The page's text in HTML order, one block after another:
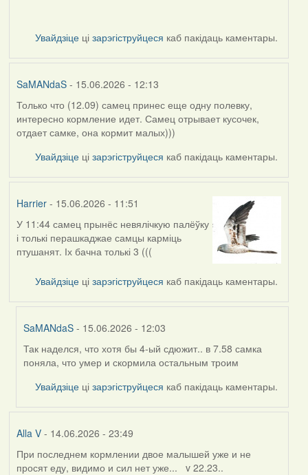
Увайдзіце цізарэгіструйцеся каб пакідаць каментары.
SaMANdaS- 15.06.2026 - 12:13
Только что (12.09) самец принес еще одну полевку,
интересно кормление идет. Самец отрывает кусочек,
отдает самке, она кормит малых)))
Увайдзіце цізарэгіструйцеся каб пакідаць каментары.
Harrier- 15.06.2026 - 11:51
У 11:44 самец прынёс невялічкую палёўку
і толькі перашкаджае самцы карміць
птушанят. Іх бачна толькі 3 (((
Увайдзіце цізарэгіструйцеся каб пакідаць каментары.
SaMANdaS - 15.06.2026 - 12:03
In
reply
Harrier
Так наделся, что хотя бы 4-ый сдюжит.. в 7.58 самка
поняла, что умер и скормила остальным троим
Увайдзіце цізарэгіструйцеся каб пакідаць каментары.
Alla V- 14.06.2026 - 23:49
При последнем кормлении двое малышей уже и не
просят еду, видимо и сил нет уже... v 22.23..